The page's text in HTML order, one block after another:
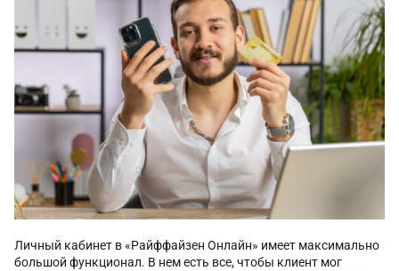
Личный кабинет в «Райффайзен Онлайн» имеет максимально
большой функционал. В нем есть все, чтобы клиент мог